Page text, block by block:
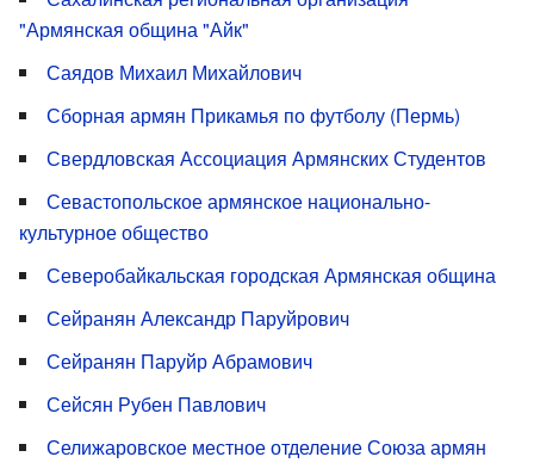
"Армянская община "Айк"
Саядов Михаил Михайлович
Сборная армян Прикамья по футболу (Пермь)
Свердловская Ассоциация Армянских Студентов
Севастопольское армянское национально-
культурное общество
Северобайкальская городская Армянская община
Сейранян Александр Паруйрович
Сейранян Паруйр Абрамович
Сейсян Рубен Павлович
Селижаровское местное отделение Союза армян